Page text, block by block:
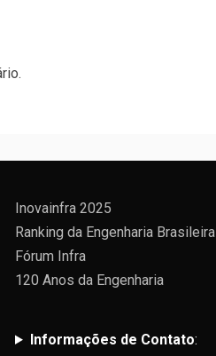
Inovainfra 2025
Ranking da Engenharia Brasileira
Fórum Infra
120 Anos da Engenharia
Informações de Contato: